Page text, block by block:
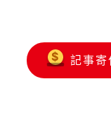
記事